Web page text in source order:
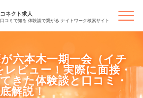
コネクト求人
口コミで知る 体験談で繋がる ナイトワーク検索サイト
六本木一期一会（イチ
レビュー！実際に面接・
きた体験談と口コミ・
解説！